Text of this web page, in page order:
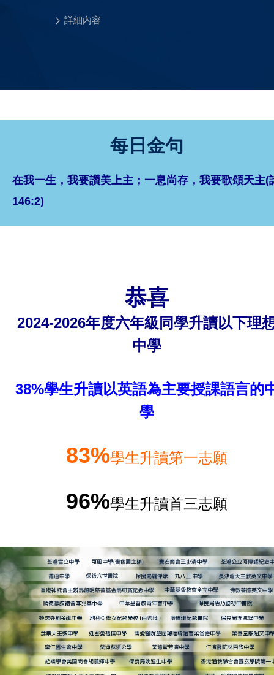
詳細內容
每日金句
在我一生，我要讚美上主；一息尚存，我要歌頌天主(
146:2)
恭喜
2024-2026年度六年級同學升讀以下理
中學
38%學生升讀以英語為主要授課語言的
學
83%學生升讀第一志願
96%學生升讀首三志願